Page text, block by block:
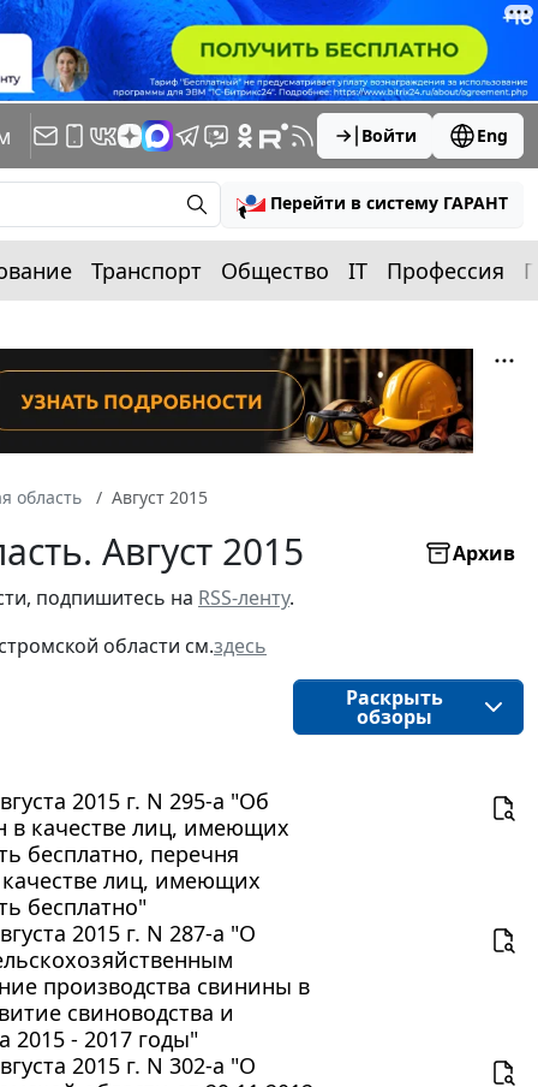
Войти Eng
Перейти в систему ГАРАНТ
Транспорт Общество IT Профессия
область Август 2015
Август 2015
Архив
подпишитесь на RSS-ленту.
области см.здесь
Раскрыть
обзоры
2015 г. N 295-а "Об
в качестве лиц, имеющих
бесплатно, перечня
качестве лиц, имеющих
бесплатно"
2015 г. N 287-а "О
производства свинины в
свиноводства и
2015 - 2017 годы"
2015 г. N 302-а "О